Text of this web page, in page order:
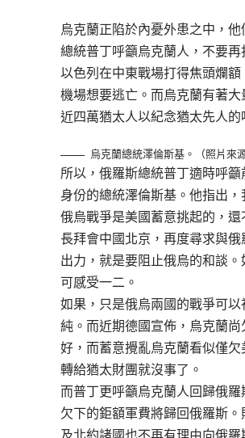
烏克蘭正陷於內憂外患之中，
總統普丁呼籲烏克蘭人，不要
以色列在中東戰場打得焦頭爛
機場想要逃亡。而烏克蘭有著
近四萬猶太人以紀念猶太先人
烏克蘭總統澤倫斯基。（照片來
所以，俄羅斯總統普丁適時呼
身份的總統澤倫斯基。他指出
俄烏戰爭是美國蓄意挑起的，
長拜會中國北京，再度尋求與
出力，就是要阻止俄烏的和談
可感受一二。
如果，只是俄烏兩國的戰爭可
純。而近期德國宣佈，烏克蘭
好，而蓄意攪亂烏克蘭看似僅
轉給猶太財團就沒事了。
而普丁更呼籲烏克蘭人回歸俄
欠下的鉅額軍費將歸回俄羅斯